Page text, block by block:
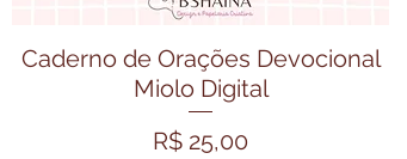
Visualização rápida
Caderno de Orações Devocional
Miolo Digital
Preço
R$ 25,00